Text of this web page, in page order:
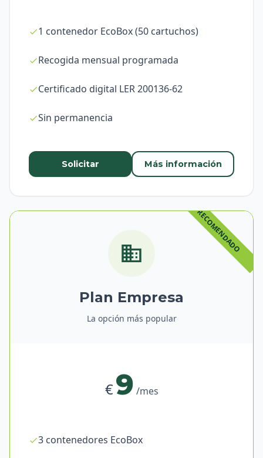
1 contenedor EcoBox (50 cartuchos)
Recogida mensual programada
Certificado digital LER 200136-62
Sin permanencia
Solicitar Más información
Plan Empresa
La opción más popular
€9 /mes
3 contenedores EcoBox